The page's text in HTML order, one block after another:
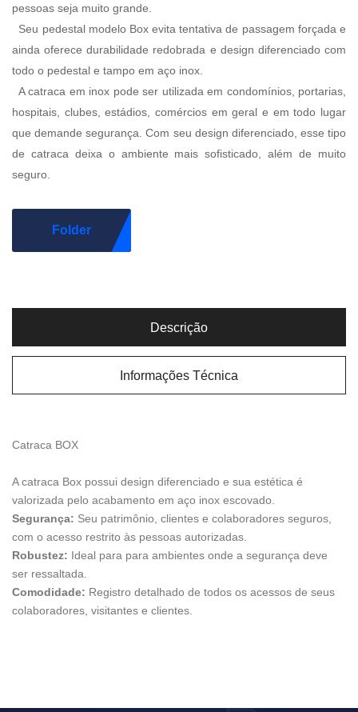
pessoas seja muito grande.
Seu pedestal modelo Box evita tentativa de passagem forçada e
ainda oferece durabilidade redobrada e design diferenciado com
todo o pedestal e tampo em aço inox.
A catraca em inox pode ser utilizada em condomínios, portarias,
hospitais, clubes, estádios, comércios em geral e em todo lugar
que demande segurança. Com seu design diferenciado, esse tipo
de catraca deixa o ambiente mais sofisticado, além de muito
seguro.
Folder
Descrição
Informações Técnica
Catraca BOX
A catraca Box possui design diferenciado e sua estética é
valorizada pelo acabamento em aço inox escovado.
Segurança: Seu patrimônio, clientes e colaboradores seguros,
com o acesso restrito às pessoas autorizadas.
Robustez: Ideal para para ambientes onde a segurança deve
ser ressaltada.
Comodidade: Registro detalhado de todos os acessos de seus
colaboradores, visitantes e clientes.